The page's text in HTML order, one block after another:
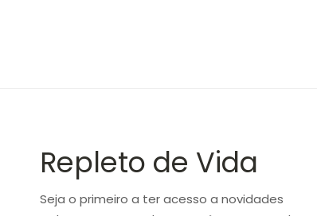
Repleto de Vida
Seja o primeiro a ter acesso a novidades